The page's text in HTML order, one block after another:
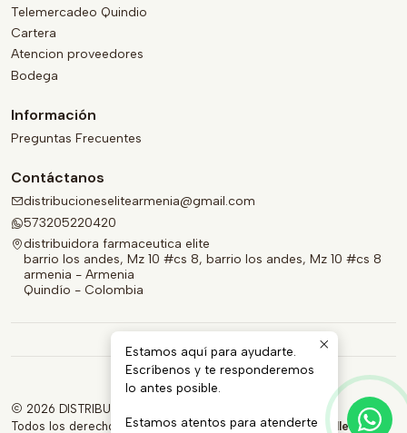
Telemercadeo Quindio
Cartera
Atencion proveedores
Bodega
Información
Preguntas Frecuentes
Contáctanos
distribucioneselitearmenia@gmail.com
573205220420
distribuidora farmaceutica elite
barrio los andes, Mz 10 #cs 8, barrio los andes, Mz 10 #cs 8
armenia - Armenia
Quindío - Colombia
2026 DISTRIBUIDORA FARMACÉUTICA ELITE.
Todos los derechos reservados.Desarrollado por Jumpseller
Estamos aquí para ayudarte.
Escríbenos y te responderemos
lo antes posible.
Estamos atentos para atenderte